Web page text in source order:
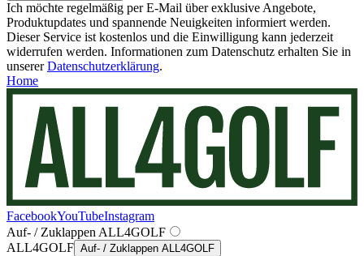
Ich möchte regelmäßig per E-Mail über exklusive Angebote,
Produktupdates und spannende Neuigkeiten informiert werden.
Dieser Service ist kostenlos und die Einwilligung kann jederzeit
widerrufen werden. Informationen zum Datenschutz erhalten Sie in
unsererDatenschutzerklärung.
Home
FacebookYouTubeInstagram
Auf- / Zuklappen ALL4GOLF
ALL4GOLF Auf- / Zuklappen ALL4GOLF